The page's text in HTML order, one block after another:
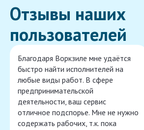
Отзывы наших
пользователей
Благодаря Воркзиле мне удаётся
быстро найти исполнителей на
любые виды работ. В сфере
предпринимательской
деятельности, ваш сервис
отличное подспорье. Мне не нужно
содержать рабочих, т.к. пока